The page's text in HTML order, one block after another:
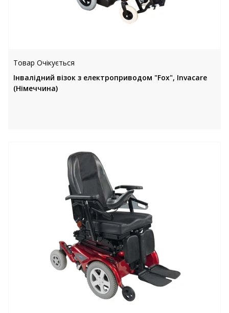
Товар Очікується
Інвалідний візок з електроприводом "Fox", Invacare
(Німеччина)